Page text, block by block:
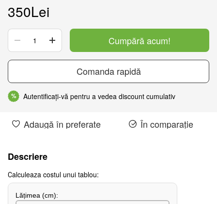
350Lei
Cumpără acum!
Comanda rapidă
% Autentificați-vă pentru a vedea discount cumulativ
Adaugă în preferate În comparație
Descriere
Сalculeaza costul unui tablou:
Lățimea (сm):